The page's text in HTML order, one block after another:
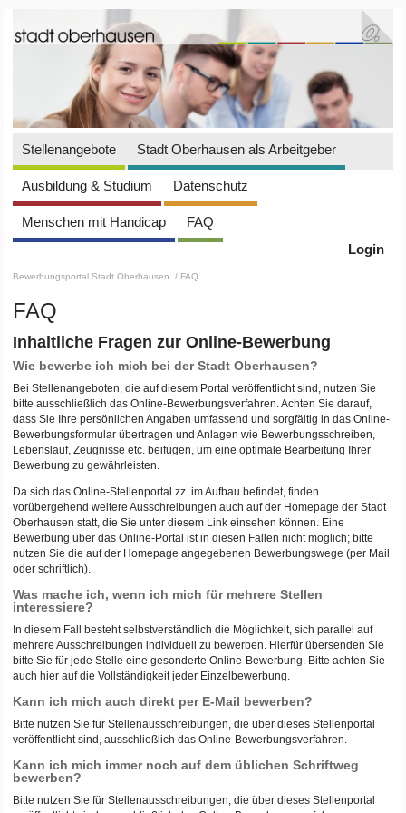
Stellenangebote Stadt Oberhausen als Arbeitgeber
Ausbildung & Studium Datenschutz
Menschen mit Handicap
FAQ
Login
Bewerbungsportal Stadt Oberhausen / FAQ
FAQ
Inhaltliche Fragen zur Online-Bewerbung
Wie bewerbe ich mich bei der Stadt Oberhausen?
Bei Stellenangeboten, die auf diesem Portal veröffentlicht sind, nutzen Sie
bitte ausschließlich das Online-Bewerbungsverfahren. Achten Sie darauf,
dass Sie Ihre persönlichen Angaben umfassend und sorgfältig in das Online-
Bewerbungsformular übertragen und Anlagen wie Bewerbungsschreiben,
Lebenslauf, Zeugnisse etc. beifügen, um eine optimale Bearbeitung Ihrer
Bewerbung zu gewährleisten.
Da sich das Online-Stellenportal zz. im Aufbau befindet, finden
vorübergehend weitere Ausschreibungen auch auf der Homepage der Stadt
Oberhausen statt, die Sie unter diesem Link einsehen können. Eine
Bewerbung über das Online-Portal ist in diesen Fällen nicht möglich; bitte
nutzen Sie die auf der Homepage angegebenen Bewerbungswege (per Mail
oder schriftlich).
Was mache ich, wenn ich mich für mehrere Stellen
interessiere?
In diesem Fall besteht selbstverständlich die Möglichkeit, sich parallel auf
mehrere Ausschreibungen individuell zu bewerben. Hierfür übersenden Sie
bitte Sie für jede Stelle eine gesonderte Online-Bewerbung. Bitte achten Sie
auch hier auf die Vollständigkeit jeder Einzelbewerbung.
Kann ich mich auch direkt per E-Mail bewerben?
Bitte nutzen Sie für Stellenausschreibungen, die über dieses Stellenportal
veröffentlicht sind, ausschließlich das Online-Bewerbungsverfahren.
Kann ich mich immer noch auf dem üblichen Schriftweg
bewerben?
Bitte nutzen Sie für Stellenausschreibungen, die über dieses Stellenportal